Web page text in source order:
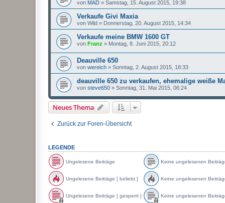
von MAD » Samstag, 15. August 2015, 19:38
Verkaufe Givi Maxia
von Wild » Donnerstag, 20. August 2015, 14:34
Verkaufe meine BMW 1600 GT
von Franz » Montag, 8. Juni 2015, 20:12
Deauville 650
von wereich » Sonntag, 2. August 2015, 18:33
deauville 650 zu verkaufen, ehemalige weiße
von steve650 » Sonntag, 31. Mai 2015, 06:24
Neues Thema
Zurück zur Foren-Übersicht
LEGENDE
n
Ungelesene Beiträge
n
Ungelesene Beiträge [ beliebt ]
Ungelesene Beiträge [ gesperrt ]
e
e
Keine ungelesenen
e
Keine ungelesenen
Keine ungelesenen